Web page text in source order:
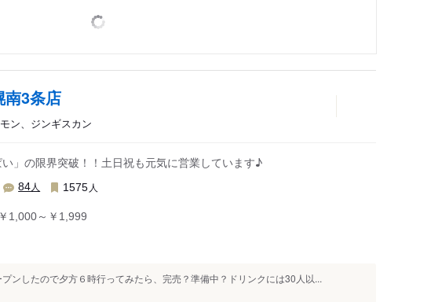
南3条店
ン、ジンギスカン
い」の限界突破！！土日祝も元気に営業しています♪
84人 1575 人
￥1,000～￥1,999
ンしたので夕方６時行ってみたら、完売？準備中？ドリンクには30人以...